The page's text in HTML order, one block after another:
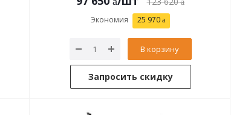
Экономия 25 970
В корзину
Запросить скидку